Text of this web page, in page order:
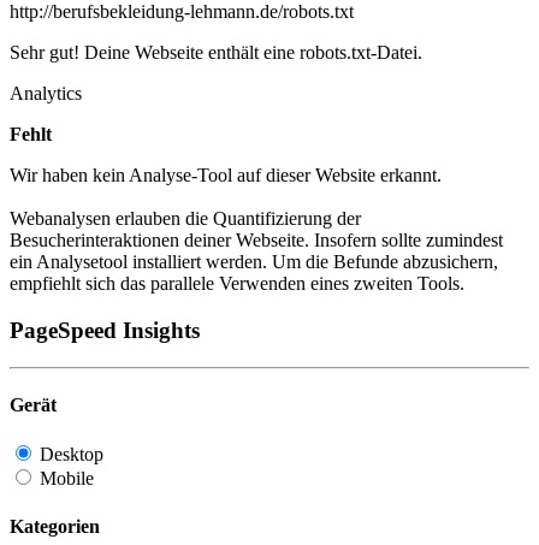
http://berufsbekleidung-lehmann.de/robots.txt
Sehr gut! Deine Webseite enthält eine robots.txt-Datei.
Analytics
Fehlt
Wir haben kein Analyse-Tool auf dieser Website erkannt.
Webanalysen erlauben die Quantifizierung der
Besucherinteraktionen deiner Webseite. Insofern sollte zumindest
ein Analysetool installiert werden. Um die Befunde abzusichern,
empfiehlt sich das parallele Verwenden eines zweiten Tools.
PageSpeed Insights
Gerät
Desktop
Mobile
Kategorien